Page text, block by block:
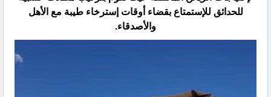
للحدائق للإستمتاع بقضاء أوقات إسترخاء طيبة مع الأهل
والأصدقاء.